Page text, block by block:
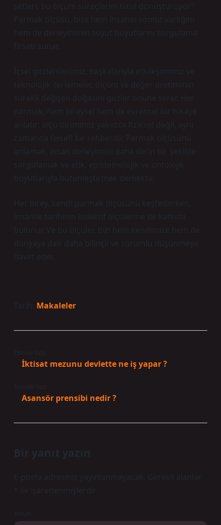
setleri, bu ölçüm süreçlerini nasıl dönüştürüyor?
Parmak ölçüsü, bize hem insanın somut varlığını
hem de deneyiminin soyut boyutlarını sorgulama
fırsatı sunar.
İçsel gözlemlerimiz, başkalarıyla etkileşimimiz ve
teknolojik ilerlemeler, ölçüm ve değer üretiminin
sürekli değişen doğasını gözler önüne serer. Her
parmak, hem bireysel hem de evrensel bir hikaye
anlatır; ölçü birimimiz yalnızca fiziksel değil, aynı
zamanda felsefi bir rehberdir. Parmak ölçüsünü
anlamak, insan deneyimini daha derin bir şekilde
sorgulamak ve etik, epistemolojik ve ontolojik
boyutlarıyla bütünleştirmek demektir.
Her birey, kendi parmak ölçüsünü keşfederken,
insanlık tarihinin kolektif ölçülerine de katkıda
bulunur. Ve bu ölçüler, bizi hem kendimize hem de
dünyaya dair daha bilinçli ve sorumlu düşünmeye
davet eder.
Tarih: Makaleler
İktisat mezunu devlette ne iş yapar ?
Asansör prensibi nedir ?
Bir yanıt yazın
E-posta adresiniz yayınlanmayacak.
Gerekli alanlar
ile işaretlenmişlerdir